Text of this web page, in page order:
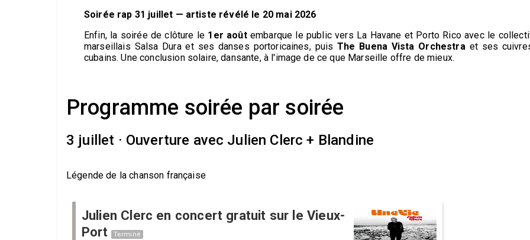
Soirée rap 31 juillet — artiste révélé le 20 mai 2026
Enfin, la soirée de clôture le 1er aoûtembarque le public vers La Havane et Porto Rico avec le
marseillais Salsa Dura et ses danses portoricaines, puis The Buena Vista Orchestraet ses
cubains. Une conclusion solaire, dansante, à l'image de ce que Marseille offre de mieux.
Programme soirée par soirée
3 juillet · Ouverture avec Julien Clerc + Blandine
Légende de la chanson française
Julien Clerc en concert gratuit sur le Vieux-
Port
Terminé